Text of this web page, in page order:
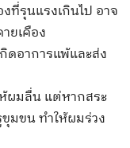
ที่รุนแรงเกินไป อาจ
ยเคือง
ดอาการแพ้และส่ง
ผมลื่น แต่หากสระ
มขน ทำให้ผมร่วง